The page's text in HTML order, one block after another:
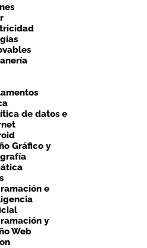
de datos e
Gráfico y
e
y
Web